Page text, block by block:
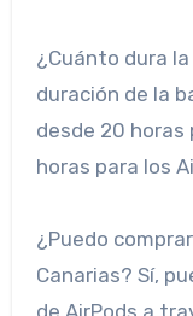
¿Cuánto dura
duración de la
desde 20 horas
horas para los
¿Puedo
Canarias? Sí,
de AirPods a